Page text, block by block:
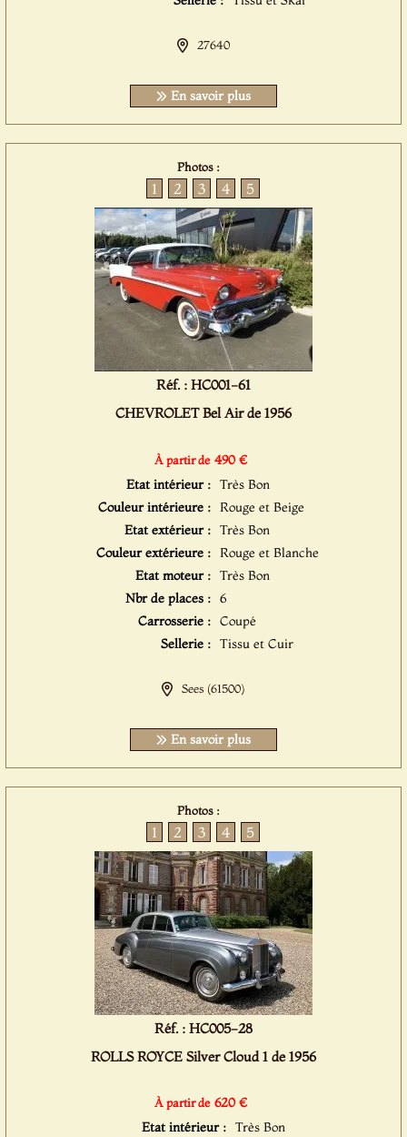
27640
En savoir plus
Photos :
1 2 3 4 5
Réf. : HC001-61
CHEVROLET Bel Air de 1956
À partir de 490 €
Etat intérieur : Très Bon
Couleur intérieure : Rouge et Beige
Etat extérieur : Très Bon
Couleur extérieure : Rouge et Blanche
Etat moteur : Très Bon
Nbr de places : 6
Carrosserie : Coupé
Sellerie : Tissu et Cuir
Sees (61500)
En savoir plus
Photos :
1 2 3 4 5
Réf. : HC005-28
ROLLS ROYCE Silver Cloud 1 de 1956
À partir de 620 €
Etat intérieur : Très Bon